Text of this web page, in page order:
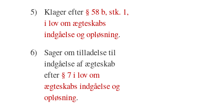
5)
Klager efter § 58 b, stk. 1,
i lov om ægteskabs
indgåelse og opløsning.
6)
Sager om tilladelse til
indgåelse af ægteskab
efter § 7 i lov om
ægteskabs indgåelse og
opløsning.